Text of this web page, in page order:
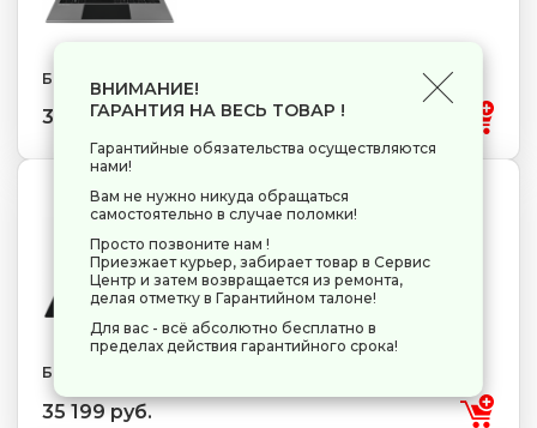
Бренд: OSIO
35 199 руб.
15.6" Ноутбук OSiO BaseLine B150i
черный
1920x1080IPS
SSD 512 ГБIntel UHD Graphics
Бренд: OSIO
35 199 руб.
ВНИМАНИЕ!
ГАРАНТИЯ НА ВЕСЬ ТОВАР !
Гарантийные обязательства осуществляются
нами!
Вам не нужно никуда обращаться
самостоятельно в случае поломки!
Просто позвоните нам !
Приезжает курьер, забирает товар в Сервис
Центр и затем возвращается из ремонта,
делая отметку в Гарантийном талоне!
Для вас - всё абсолютно бесплатно в
пределах действия гарантийного срока!